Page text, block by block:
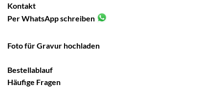
Kontakt
Per WhatsApp schreiben
Foto für Gravur hochladen
Bestellablauf
Häufige Fragen